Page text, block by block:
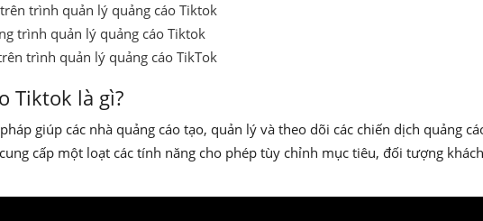
trình quản lý quảng cáo Tiktok
trình quản lý quảng cáo Tiktok
trình quản lý quảng cáo TikTok
Tiktok là gì?
giúp các nhà quảng cáo tạo, quản lý và theo dõi các chiến dịch quảng
cấp một loạt các tính năng cho phép tùy chỉnh mục tiêu, đối tượng